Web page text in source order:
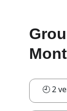
🕘 2